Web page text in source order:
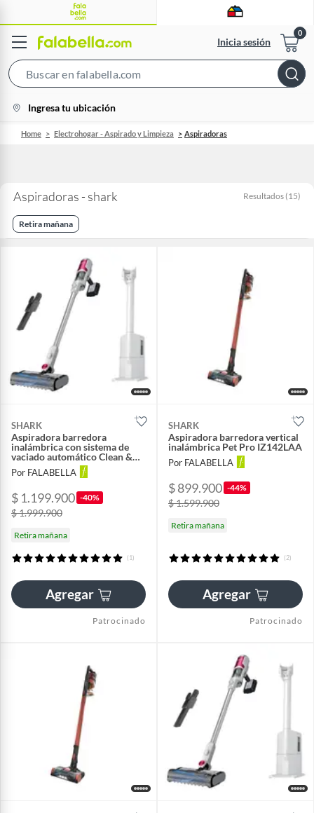
Inicia sesión
Bar
location-
icon
Ingresa tu ubicación
Home Electrohogar - Aspirado y Limpieza Aspiradoras
Aspiradoras - shark Resultados (15)
Retira mañana
SHARK
Aspiradora barredora
inalámbrica con sistema de
vaciado automático Clean &
Empty BU3120
Por FALABELLA
$ 1.199.900 -40%
$ 1.999.900
Retira mañana
(1)
Agregar
Patrocinado
SHARK
Aspiradora barredora vertical
inalámbrica Pet Pro IZ142LAA
Por FALABELLA
$ 899.900 -44%
$ 1.599.900
Retira mañana
(2)
Agregar
Patrocinado